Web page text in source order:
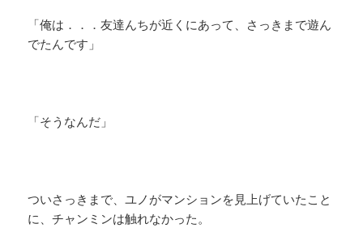
「俺は．．．友達んちが近くにあって、さっきまで遊ん
でたんです」
「そうなんだ」
ついさっきまで、ユノがマンションを見上げていたこと
に、チャンミンは触れなかった。